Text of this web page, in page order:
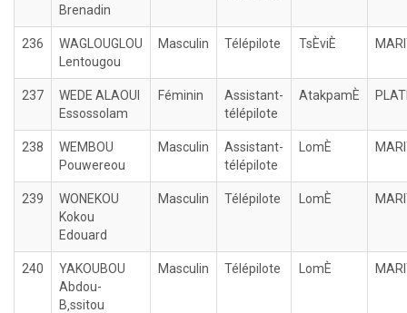
Brenadin
236
WAGLOUGLOU
Lentougou
Masculin Télépilote TsÈviÈ
237
WEDE ALAOUI
Essossolam
Féminin
Assistant-
télépilote
AtakpamÈ
238
WEMBOU
Pouwereou
Masculin
Assistant-
télépilote
LomÈ
239
WONEKOU
Kokou
Edouard
Masculin Télépilote LomÈ
240
YAKOUBOU
Abdou-
B‚ssitou
Masculin Télépilote LomÈ